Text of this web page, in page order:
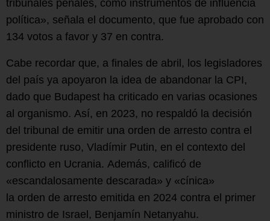
tribunales penales, como instrumentos de influencia
política», señala el documento, que fue aprobado con
134 votos a favor y 37 en contra.
Cabe recordar que, a finales de abril, los legisladores
del país ya apoyaron la idea de abandonar la CPI,
dado que Budapest ha criticado en varias ocasiones
al organismo. Así, en 2023, no respaldó la decisión
del tribunal de emitir una orden de arresto contra el
presidente ruso, Vladímir Putin, en el contexto del
conflicto en Ucrania. Además, calificó de
«escandalosamente descarada» y «cínica»
la orden de arresto emitida en 2024 contra el primer
ministro de Israel, Benjamín Netanyahu.